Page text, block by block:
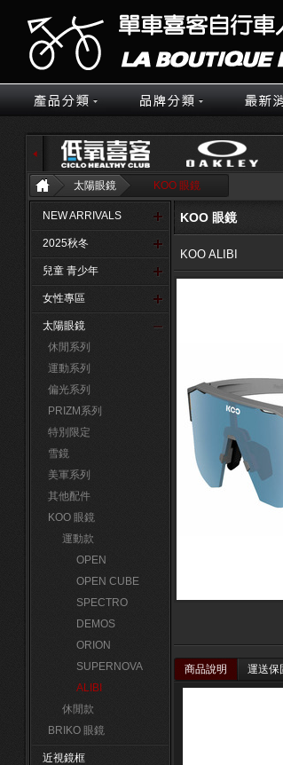
太陽眼鏡 KOO 眼鏡
NEW ARRIVALS
2025秋冬
兒童 青少年
女性專區
太陽眼鏡
休閒系列
運動系列
偏光系列
PRIZM系列
特別限定
雪鏡
美軍系列
其他配件
KOO 眼鏡
運動款
OPEN
OPEN CUBE
SPECTRO
DEMOS
ORION
SUPERNOVA
ALIBI
休閒款
BRIKO 眼鏡
近視鏡框
KOO 眼鏡
KOO ALIBI
商品說明 運送保